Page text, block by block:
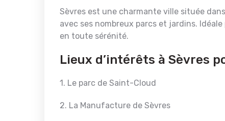
Sèvres est une charmante ville située
avec ses nombreux parcs et jardins.
en toute sérénité.
Lieux d’intérêts à Sèvres
1. Le parc de Saint-Cloud
2. La Manufacture de Sèvres